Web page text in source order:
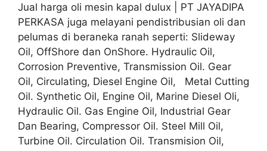
Jual harga oli mesin kapal dulux | PT JAYADIPA
PERKASA juga melayani pendistribusian oli dan
pelumas di beraneka ranah seperti: Slideway
Oil, OffShore dan OnShore. Hydraulic Oil,
Corrosion Preventive, Transmission Oil. Gear
Oil, Circulating, Diesel Engine Oil, Metal Cutting
Oil. Synthetic Oil, Engine Oil, Marine Diesel Oli,
Hydraulic Oil. Gas Engine Oil, Industrial Gear
Dan Bearing, Compressor Oil. Steel Mill Oil,
Turbine Oil. Circulation Oil. Transmision Oil,